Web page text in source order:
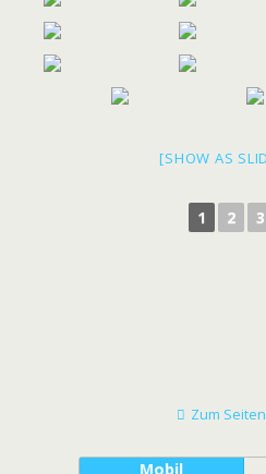
[SHOW AS
1 2 3
Zum
Mobil